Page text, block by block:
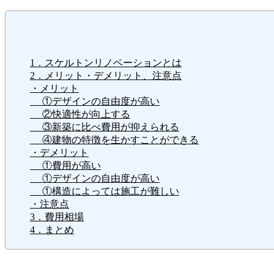
1．スケルトンリノベーションとは
2．メリット・デメリット、注意点
・メリット
①デザインの自由度が高い
②快適性が向上する
③新築に比べ費用が抑えられる
④建物の特徴を生かすことができる
・デメリット
①費用が高い
①デザインの自由度が高い
①構造によっては施工が難しい
・注意点
3．費用相場
4．まとめ